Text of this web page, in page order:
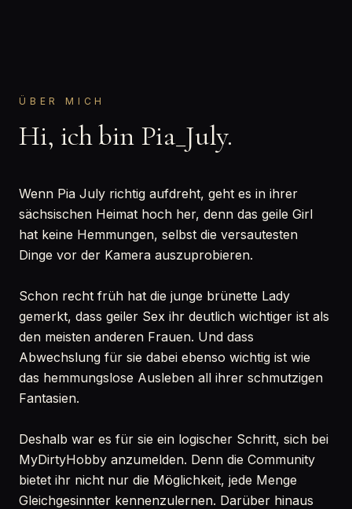
ÜBER MICH
Hi, ich bin Pia_July.
Wenn Pia July richtig aufdreht, geht es in ihrer
sächsischen Heimat hoch her, denn das geile Girl
hat keine Hemmungen, selbst die versautesten
Dinge vor der Kamera auszuprobieren.
Schon recht früh hat die junge brünette Lady
gemerkt, dass geiler Sex ihr deutlich wichtiger ist als
den meisten anderen Frauen. Und dass
Abwechslung für sie dabei ebenso wichtig ist wie
das hemmungslose Ausleben all ihrer schmutzigen
Fantasien.
Deshalb war es für sie ein logischer Schritt, sich bei
MyDirtyHobby anzumelden. Denn die Community
bietet ihr nicht nur die Möglichkeit, jede Menge
Gleichgesinnter kennenzulernen. Darüber hinaus